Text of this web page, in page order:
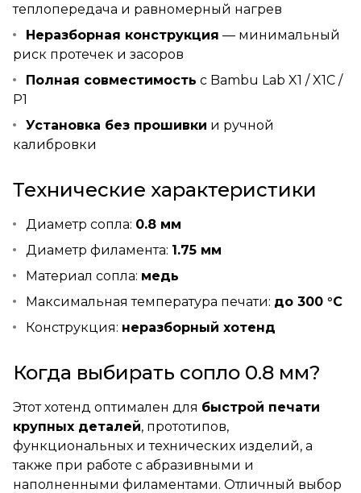
теплопередача и равномерный нагрев
Неразборная конструкция — минимальный
риск протечек и засоров
Полная совместимость с Bambu Lab X1 / X1C /
P1
Установка без прошивки и ручной
калибровки
Технические характеристики
Диаметр сопла: 0.8 мм
Диаметр филамента: 1.75 мм
Материал сопла: медь
Максимальная температура печати: до 300 °C
Конструкция: неразборный хотенд
Когда выбирать сопло 0.8 мм?
Этот хотенд оптимален для быстрой печати
крупных деталей, прототипов,
функциональных и технических изделий, а
также при работе с абразивными и
наполненными филаментами. Отличный выбор